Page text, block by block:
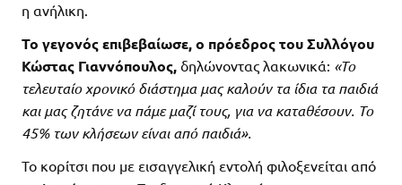
η ανήλικη.
Το γεγονός επιβεβαίωσε,ο πρόεδρος του Συλλόγου
Κώστας Γιαννόπουλος, δηλώνοντας λακωνικά: «Το
τελευταίο χρονικό διάστημα μας καλούν τα ίδια τα παιδιά
και μας ζητάνε να πάμε μαζί τους, για να καταθέσουν. Το
45% των κλήσεων είναι από παιδιά».
Το κορίτσι που με εισαγγελική εντολή φιλοξενείται από